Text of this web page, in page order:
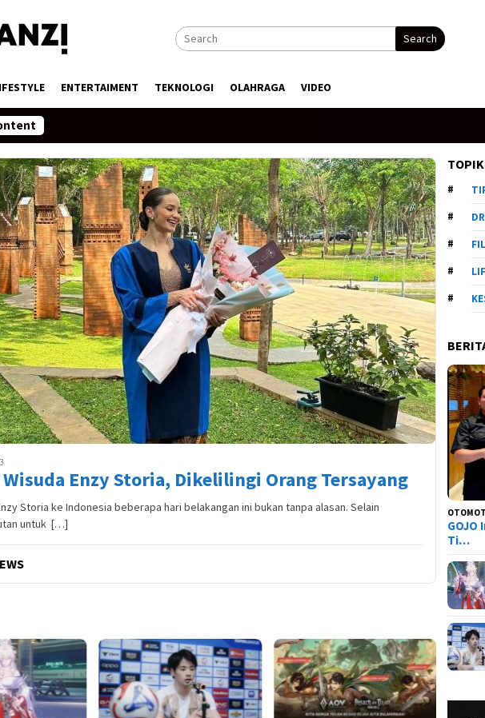
Search
ENTERTAIMENT TEKNOLOGI OLAHRAGA VIDEO
Enzy Storia, Dikelilingi Orang Tersayang
Storia ke Indonesia beberapa hari belakangan ini bukan tanpa alasan. Selain
untuk […]
Tier
GOJO
Ti…